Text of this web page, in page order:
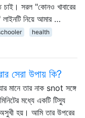
সরল "কোনও খাবারের
নিয়ে আমার …
health
সেরা উপায় কি?
মানে তার নাক snot সঙ্গে
মধ্যে একটি টিস্যু
হয়। আমি তার উপরের